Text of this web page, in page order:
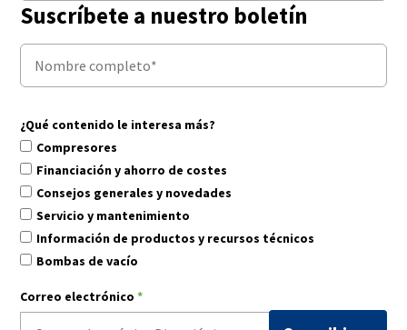
Suscríbete a nuestro boletín
¿Qué contenido le interesa más?
Compresores
Financiación y ahorro de costes
Consejos generales y novedades
Servicio y mantenimiento
Información de productos y recursos técnicos
Bombas de vacío
Correo electrónico *